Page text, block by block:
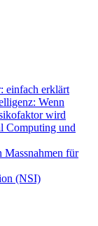
einfach erklärt
Wenn
wird
Computing und
für
(NSI)